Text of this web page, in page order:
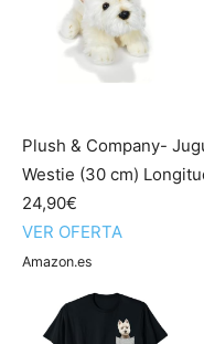
Plush & Company-
Westie (30 cm)
24,90€
VER OFERTA
Amazon.es